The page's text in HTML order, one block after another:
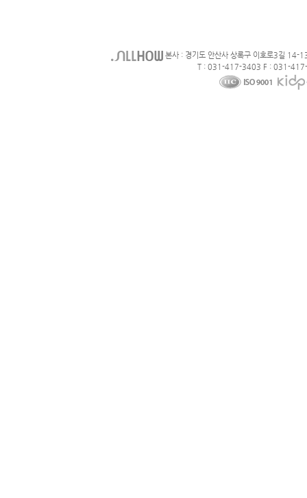
본사 : 경기도 안산사 상록구 이호로3길 14-
T : 031-417-3403 F : 031-